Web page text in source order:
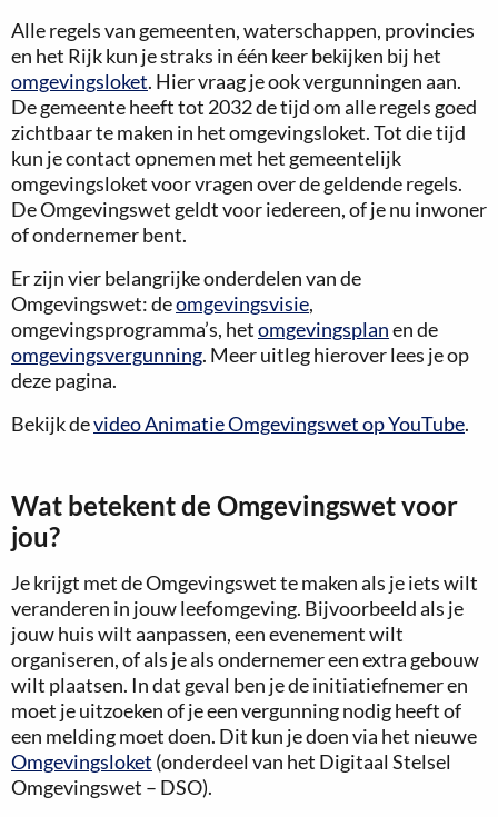
Alle regels van gemeenten, waterschappen, provincies
en het Rijk kun je straks in één keer bekijken bij het
omgevingsloket. Hier vraag je ook vergunningen aan.
De gemeente heeft tot 2032 de tijd om alle regels goed
zichtbaar te maken in het omgevingsloket. Tot die tijd
kun je contact opnemen met het gemeentelijk
omgevingsloket voor vragen over de geldende regels.
De Omgevingswet geldt voor iedereen, of je nu inwoner
of ondernemer bent.
Er zijn vier belangrijke onderdelen van de
Omgevingswet: deomgevingsvisie,
omgevingsprogramma’s, hetomgevingsplanen de
omgevingsvergunning. Meer uitleg hierover lees je op
deze pagina.
Bekijk devideo Animatie Omgevingswet op YouTube.
Wat betekent de Omgevingswet voor
jou?
Je krijgt met de Omgevingswet te maken als je iets wilt
veranderen in jouw leefomgeving. Bijvoorbeeld als je
jouw huis wilt aanpassen, een evenement wilt
organiseren, of als je als ondernemer een extra gebouw
wilt plaatsen. In dat geval ben je de initiatiefnemer en
moet je uitzoeken of je een vergunning nodig heeft of
een melding moet doen. Dit kun je doen via het nieuwe
Omgevingsloket (onderdeel van het Digitaal Stelsel
Omgevingswet – DSO).